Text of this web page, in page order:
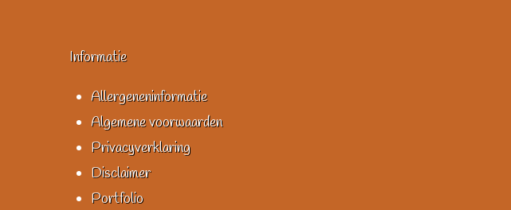
Informatie
Allergeneninformatie
Algemene voorwaarden
Privacyverklaring
Disclaimer
Portfolio